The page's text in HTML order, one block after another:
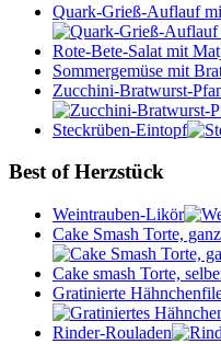
Quark-Grieß-Auflauf
Rote-Bete-Salat mit
Sommergemüse mit
Zucchini-Bratwurst-
Steckrüben-Eintopf
Best of Herzstück
Weintrauben-Likör
Cake Smash Torte,
Cake smash Torte,
Gratinierte
Rinder-Rouladen